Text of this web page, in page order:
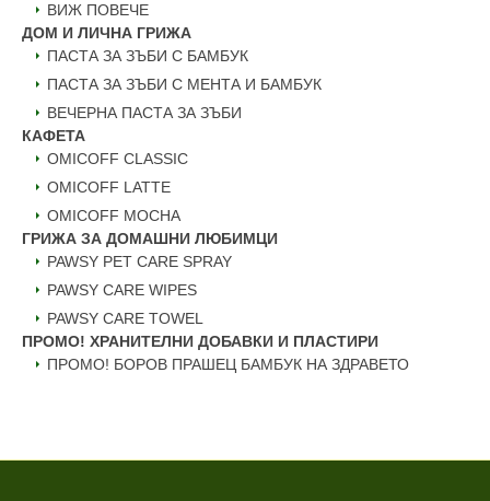
ВИЖ ПОВЕЧЕ
ДОМ И ЛИЧНА ГРИЖА
ПАСТА ЗА ЗЪБИ С БАМБУК
ПАСТА ЗА ЗЪБИ С МЕНТА И БАМБУК
ВЕЧЕРНА ПАСТА ЗА ЗЪБИ
КАФЕТА
OMICOFF CLASSIC
OMICOFF LATTE
OMICOFF MOCHA
ГРИЖА ЗА ДОМАШНИ ЛЮБИМЦИ
PAWSY PET CARE SPRAY
PAWSY CARE WIPES
PAWSY CARE TOWEL
ПРОМО! ХРАНИТЕЛНИ ДОБАВКИ И ПЛАСТИРИ
ПРОМО! БОРОВ ПРАШЕЦ БАМБУК НА ЗДРАВЕТО